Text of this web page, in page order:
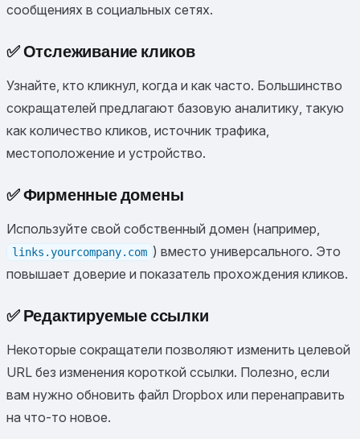
сообщениях в социальных сетях.
✅Отслеживание кликов
Узнайте, кто кликнул, когда и как часто. Большинство
сокращателей предлагают базовую аналитику, такую
как количество кликов, источник трафика,
местоположение и устройство.
✅Фирменные домены
Используйте свой собственный домен (например,
links.yourcompany.com ) вместо универсального. Это
повышает доверие и показатель прохождения кликов.
✅ Редактируемые ссылки
Некоторые сокращатели позволяют изменить целевой
URL без изменения короткой ссылки. Полезно, если
вам нужно обновить файл Dropbox или перенаправить
на что-то новое.